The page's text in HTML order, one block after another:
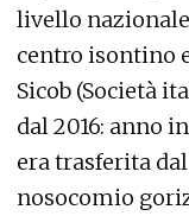
livello
centro isontino
Sicob (Società
dal 2016: anno
era trasferita
nosocomio